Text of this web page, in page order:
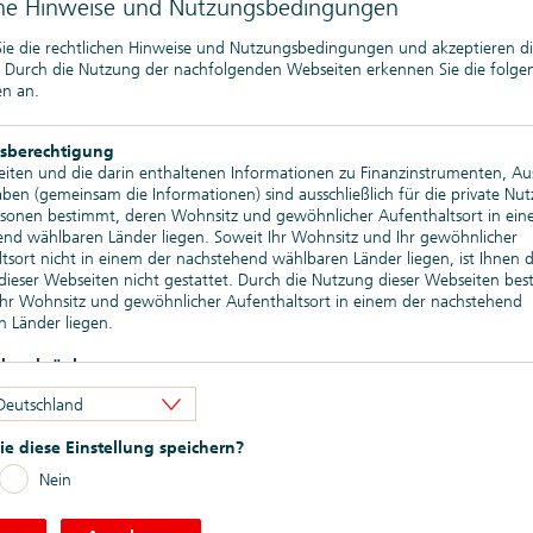
Hinweise und Nutzungsbedingungen
die rechtlichen Hinweise und Nutzungsbedingungen und akzeptieren
Durch die Nutzung der nachfolgenden Webseiten erkennen Sie die
an.
und die darin enthaltenen Informationen zu Finanzinstrumenten,
(gemeinsam die Informationen) sind ausschließlich für die private
bestimmt, deren Wohnsitz und gewöhnlicher Aufenthaltsort in
wählbaren Länder liegen. Soweit Ihr Wohnsitz und Ihr gewöhnlicher
nicht in einem der nachstehend wählbaren Länder liegen, ist Ihnen
Webseiten nicht gestattet. Durch die Nutzung dieser Webseiten
Wohnsitz und gewöhnlicher Aufenthaltsort in einem der nachstehend
Länder liegen.
Webseiten enthaltenen Informationen dürfen nicht außerhalb der eines
nachstehend wählbaren Länder verbreitet werden. Auf die besonderen
den Webseiten genannte oder beschriebene Finanzinstrumente weder
Staaten von Amerika noch an bzw. zugunsten von US-Personen
Securities Act of 1933 definiert) zum Kauf oder Verkauf angeboten
kann auch nach den anwendbaren Vorschriften anderer Länder
diese Einstellung speichern?
Nein
erfolgt. Im Fall der Veröffentlichung eines Nachtrags
in der Schweiz ein Widerrufsrecht zustehen. Weitergehende
begeben. Informationen zur Produktstrategie für Wertpapiere
Merkmalen) finden Sie ->hier
werden. Informationen zu Green Bonds (einschließlich des jeweils
der Allokations- und Auswirkungsberichte) finden Sie->hier
oben) zur Verfügung; bei den unter ARCHIV genannten
von diesen können jedoch per Verweis auch in noch gültige
Mai 2026 (auch "EPIHS-I-26")